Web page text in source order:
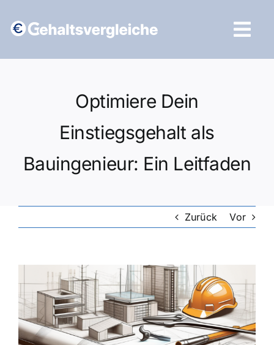
Inhalt
Optimiere Dein
Einstiegsgehalt als
Bauingenieur: Ein Leitfaden
Zurück Vor
grösseres
Bild